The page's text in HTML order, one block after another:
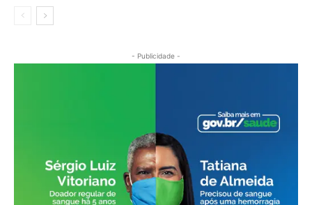
- Publicidade -